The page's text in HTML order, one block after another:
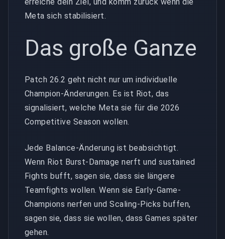
erreiche dein Ziel, und komm zurück wenn die
Meta sich stabilisiert.
Das große Ganze
Patch 26.2 geht nicht nur um individuelle
Champion-Änderungen. Es ist Riot, das
signalisiert, welche Meta sie für die 2026
Competitive Season wollen.
Jede Balance-Änderung ist beabsichtigt.
Wenn Riot Burst-Damage nerft und sustained
Fights bufft, sagen sie, dass sie längere
Teamfights wollen. Wenn sie Early-Game-
Champions nerfen und Scaling-Picks buffen,
sagen sie, dass sie wollen, dass Games später
gehen.